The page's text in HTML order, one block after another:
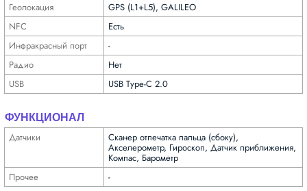
Геолока­ция
GPS (L1+L5), GALILEO
NFC
Есть
Инфра­красный порт
-
Радио
Нет
USB
USB Type-C 2.0
ФУНКЦИОНАЛ
Датчики Сканер отпечатка пальца (сбоку),
Акселерометр, Гироскоп, Датчик приближения,
Компас, Барометр
Прочее
-